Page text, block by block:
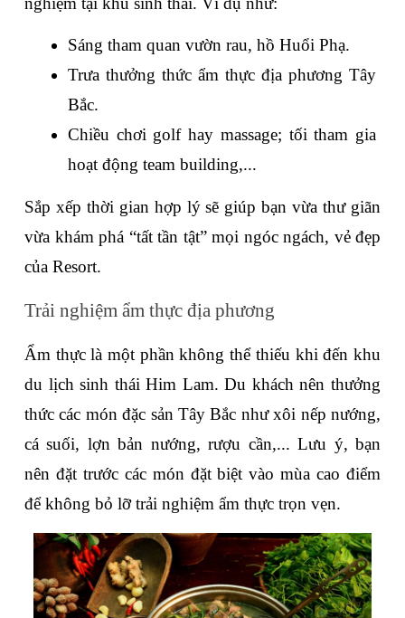
Sáng tham quan vườn rau, hồ Huổi Phạ.
Trưa thưởng thức ẩm thực địa phương Tây
Bắc.
Chiều chơi golf hay massage; tối tham gia
hoạt động team building,...
Sắp xếp thời gian hợp lý sẽ giúp bạn vừa thư giãn
vừa khám phá “tất tần tật” mọi ngóc ngách, vẻ đẹp
của Resort.
Trải nghiệm ẩm thực địa phương
Ẩm thực là một phần không thể thiếu khi đến khu
du lịch sinh thái Him Lam. Du khách nên thưởng
thức các món đặc sản Tây Bắc như xôi nếp nướng,
cá suối, lợn bản nướng, rượu cần,... Lưu ý, bạn
nên đặt trước các món đặt biệt vào mùa cao điểm
để không bỏ lỡ trải nghiệm ẩm thực trọn vẹn.